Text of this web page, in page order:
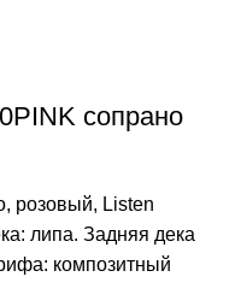
сопрано
розовый, Listen
липа. Задняя дека
композитный